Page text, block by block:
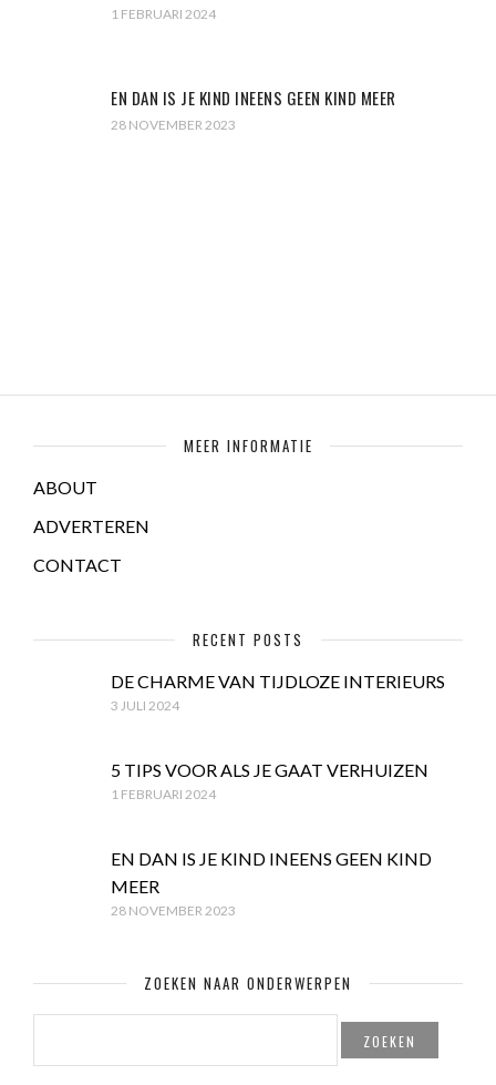
1 FEBRUARI 2024
EN DAN IS JE KIND INEENS GEEN KIND MEER
28 NOVEMBER 2023
MEER INFORMATIE
ABOUT
ADVERTEREN
CONTACT
RECENT POSTS
DE CHARME VAN TIJDLOZE INTERIEURS
3 JULI 2024
5 TIPS VOOR ALS JE GAAT VERHUIZEN
1 FEBRUARI 2024
EN DAN IS JE KIND INEENS GEEN KIND
MEER
28 NOVEMBER 2023
ZOEKEN NAAR ONDERWERPEN
ZOEKEN